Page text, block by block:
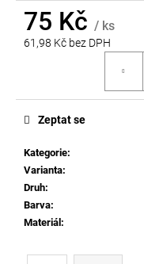
75 Kč / ks
61,98 Kč bez DPH
Kategorie:
Varianta:
Druh:
Barva:
Materiál:
Zeptat se
D
o
č
u
e
m